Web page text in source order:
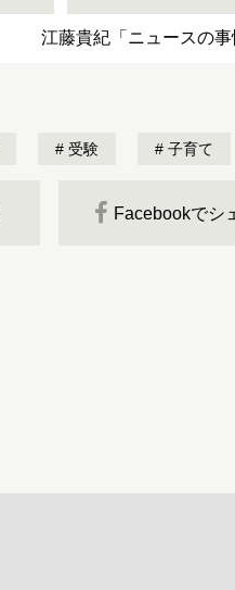
江藤貴紀「ニュースの
受験 子育て
Facebookでシ